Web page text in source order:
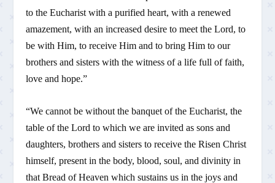
to the Eucharist with a purified heart, with a renewed
amazement, with an increased desire to meet the Lord, to
be with Him, to receive Him and to bring Him to our
brothers and sisters with the witness of a life full of faith,
love and hope.”
“We cannot be without the banquet of the Eucharist, the
table of the Lord to which we are invited as sons and
daughters, brothers and sisters to receive the Risen Christ
himself, present in the body, blood, soul, and divinity in
that Bread of Heaven which sustains us in the joys and